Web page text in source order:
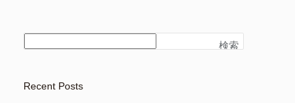
検索
Recent Posts